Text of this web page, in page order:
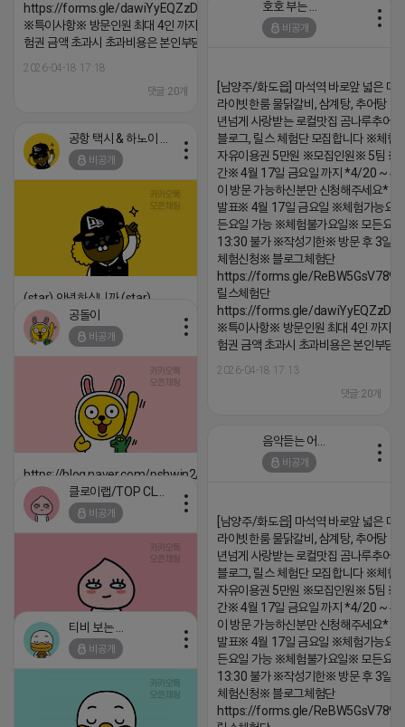
https://forms.gle/dawiYyEQZzDdqf8W8
※특이사항※ 방문인원 최대 4인 까지 가능 체
험권 금액 초과시 초과비용은 본인부담입니다.
2026-04-18 17:18
댓글:20개
2026-04-18 17:15
비공개
[남양주/화도읍] 마석역 바로앞 넓은 매
라이빗한룸 물닭갈비, 삼계탕, 추어탕 맛
년넘게 사랑받는 로컬맛집 곰나루추어
블로그, 릴스 체험단 모집합니다 ※체험
자유이용권 5만원 ※모집인원※ 5팀 ※
간※ 4월 17일 금요일 까지 *4/20 ~ 4/
이 방문 가능하신분만 신청해주세요* ※
발표※ 4월 17일 금요일 ※체험가능요
든요일 가능 ※체험불가요일※ 모든요
13:30 불가 ※작성기한※ 방문 후 3일
체험신청※ 블로그체험단
https://forms.gle/
릴스체험단
https://forms.gle/
※특이사항※ 방문인원 최대 4인 까지
험권 금액 초과시 초과비용은 본인부담
2026-04-18 17:13
댓글:20개
비공개
(star) 안녕하십니까 (star)
2026-04-18 17:12
공돌이
비공개
https://blog.naver.com/pshwin2/224023970047
2026-04-18 17:12
비공개
[남양주/화도읍] 마석역 바로앞 넓은 매
라이빗한룸 물닭갈비, 삼계탕, 추어탕 맛
년넘게 사랑받는 로컬맛집 곰나루추어
블로그, 릴스 체험단 모집합니다 ※체험
자유이용권 5만원 ※모집인원※ 5팀 ※
간※ 4월 17일 금요일 까지 *4/20 ~ 4/
이 방문 가능하신분만 신청해주세요* ※
발표※ 4월 17일 금요일 ※체험가능요
든요일 가능 ※체험불가요일※ 모든요
13:30 불가 ※작성기한※ 방문 후 3일
체험신청※ 블로그체험단
https://forms.gle/
비공개
2026-04-18 17:05
비공개